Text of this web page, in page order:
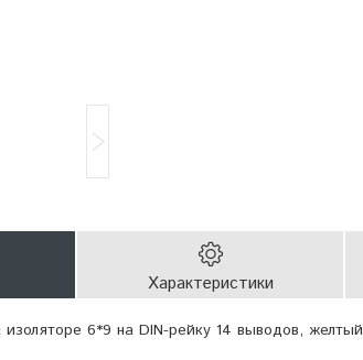
Характеристики
6*9 на DIN-рейку 14 выводов, желтый